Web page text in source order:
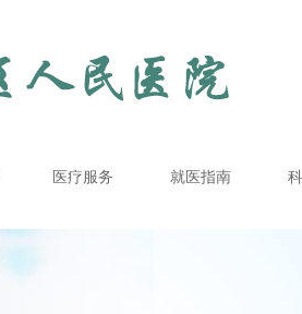
医疗服务 就医指南